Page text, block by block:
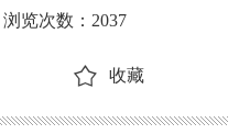
浏览次数： 2037
收藏